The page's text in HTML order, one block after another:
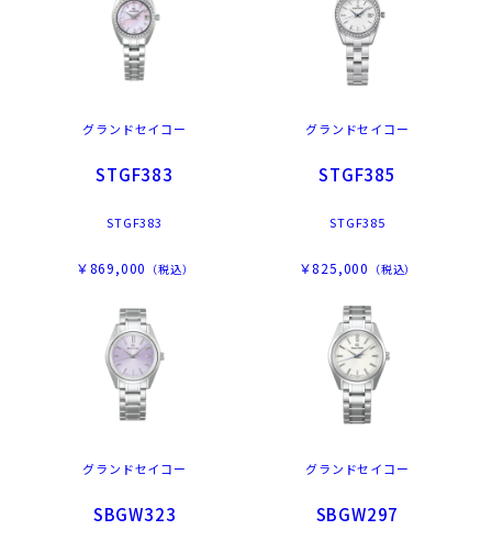
グランドセイコー
STGF383
STGF383
￥869,000 （税込）
グランドセイコー
STGF385
STGF385
￥825,000 （税込）
グランドセイコー
SBGW323
グランドセイコー
SBGW297